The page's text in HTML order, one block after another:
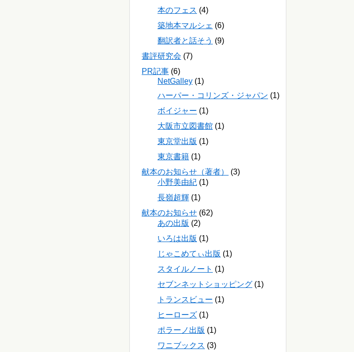
本のフェス (4)
築地本マルシェ (6)
翻訳者と話そう (9)
書評研究会 (7)
PR記事 (6)
NetGalley (1)
ハーパー・コリンズ・ジャパン (1)
ボイジャー (1)
大阪市立図書館 (1)
東京堂出版 (1)
東京書籍 (1)
献本のお知らせ（著者）
(3)
小野美由紀 (1)
長嶺超輝 (1)
献本のお知らせ (62)
あの出版 (2)
いろは出版 (1)
じゃこめてぃ出版 (1)
スタイルノート (1)
セブンネットショッピング (1)
トランスビュー (1)
ヒーローズ (1)
ポラーノ出版 (1)
ワニブックス (3)